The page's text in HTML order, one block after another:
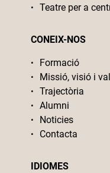
Teatre per a
CONEIX-NOS
Formació
Missió, visió i
Trajectòria
Alumni
Noticies
Contacta
IDIOMES